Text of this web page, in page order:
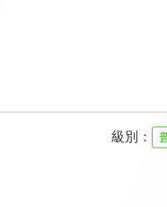
級別：